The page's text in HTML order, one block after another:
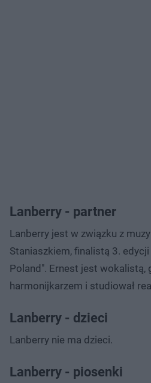
Lanberry - partner
Lanberry jest w związku z
Staniaszkiem, finalistą 3.
Poland". Ernest jest wokalistą,
harmonijkarzem i studiował
Lanberry - dzieci
Lanberry nie ma dzieci.
Lanberry - piosenki